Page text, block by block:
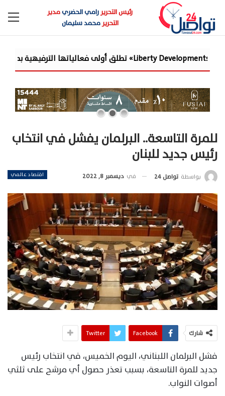
رئيس التحريررامي الحضريمدير
التحريرمحمد سليمان
للمرة التاسعة.. البرلمان يفشل في انتخاب
رئيس جديد للبنان
اقتصاد عالمي بواسطة تواصل 24 في ديسمبر 8, 2022
شارك Facebook
Twitter
فشل البرلمان اللبناني، اليوم الخميس، في انتخاب رئيس
جديد للمرة التاسعة، بسبب تعذر حصول أي مرشح على ثلثي
أصوات النواب.